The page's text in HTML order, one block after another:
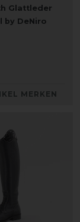
Glattleder
by DeNiro
MERKEN